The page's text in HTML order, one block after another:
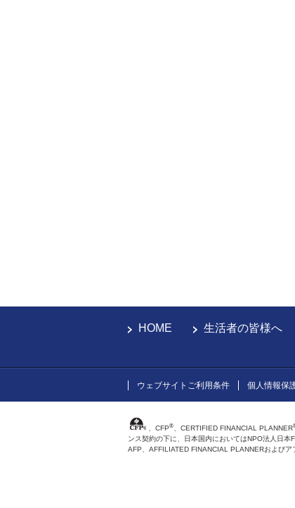
HOME 生活者の皆様へ
ウェブサイトご利用条件 個人情報保
、CFP®、CERTIFIED FINANCIAL PLANNER
ンス契約の下に、日本国内においてはNPO法人日本
AFP、AFFILIATED FINANCIAL PLANNERおよびア